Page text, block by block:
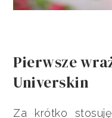
Pierwsze
Universkin
Za krótko